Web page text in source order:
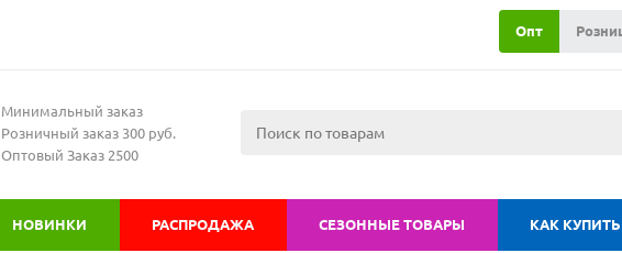
Опт
Минимальный заказ
Розничный заказ 300 руб.
Оптовый Заказ 2500
НОВИНКИ РАСПРОДАЖА СЕЗОННЫЕ ТОВАРЫ КАК КУПИТЬ